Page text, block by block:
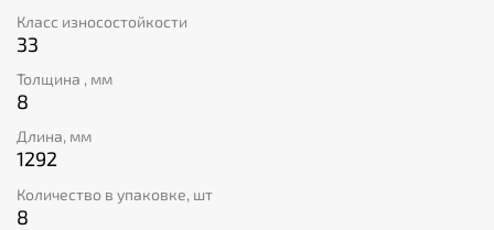
Класс износостойкости
33
Толщина , мм
8
Длина, мм
1292
Количество в упаковке, шт
8